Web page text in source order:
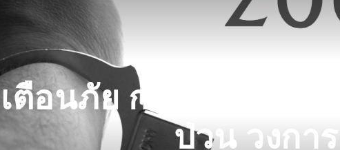
เตือนภัย กรณี นัตตี้ หล
ป่วน วงกา